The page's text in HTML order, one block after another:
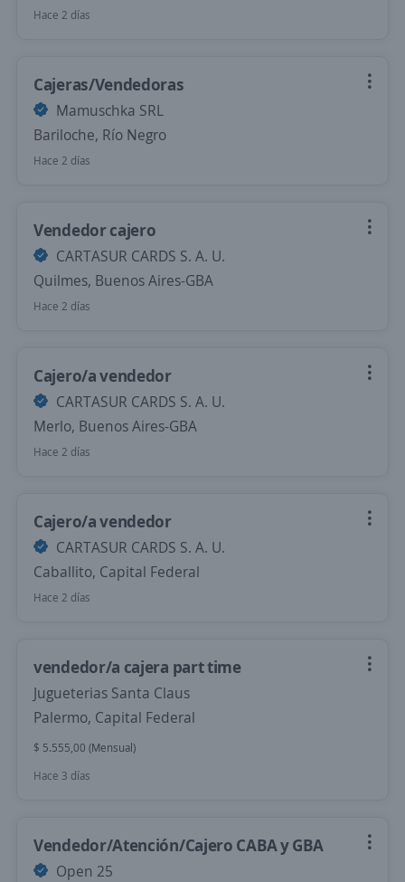
Hace 2 días
Cajeras/Vendedoras
Mamuschka SRL
Bariloche, Río Negro
Hace 2 días
Vendedor cajero
CARTASUR CARDS S. A. U.
Quilmes, Buenos Aires-GBA
Hace 2 días
Cajero/a vendedor
CARTASUR CARDS S. A. U.
Merlo, Buenos Aires-GBA
Hace 2 días
Cajero/a vendedor
CARTASUR CARDS S. A. U.
Caballito, Capital Federal
Hace 2 días
vendedor/a cajera part time
Jugueterias Santa Claus
Palermo, Capital Federal
$ 5.555,00 (Mensual)
Hace 3 días
Vendedor/Atención/Cajero CABA y GBA
Open 25